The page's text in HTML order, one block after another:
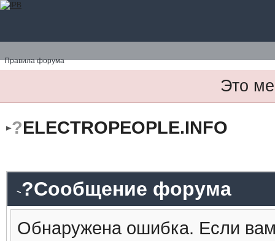
Правила форума
Это
?ELECTROPEOPLE.INFO
?Сообщение форума
Обнаружена ошибка. Если